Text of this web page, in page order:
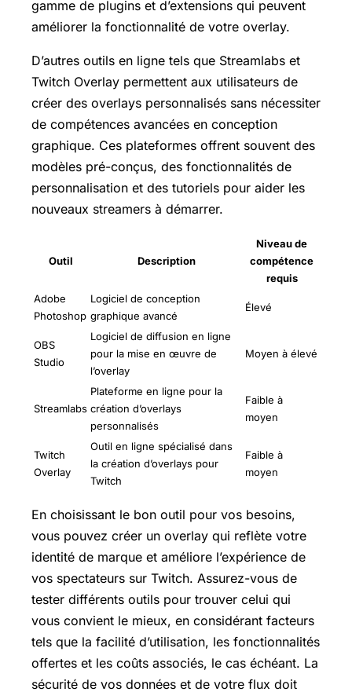
gamme de plugins et d’extensions qui peuvent
améliorer la fonctionnalité de votre overlay.
D’autres outils en ligne tels que Streamlabs et
Twitch Overlay permettent aux utilisateurs de
créer des overlays personnalisés sans nécessiter
de compétences avancées en conception
graphique. Ces plateformes offrent souvent des
modèles pré-conçus, des fonctionnalités de
personnalisation et des tutoriels pour aider les
nouveaux streamers à démarrer.
Outil Description
Niveau de
compétence
requis
Adobe
Photoshop
Logiciel de conception
graphique avancé
Élevé
OBS
Studio
Logiciel de diffusion en ligne
pour la mise en œuvre de
l’overlay
Moyen à élevé
Streamlabs
Plateforme en ligne pour la
création d’overlays
personnalisés
Faible à
moyen
Twitch
Overlay
Outil en ligne spécialisé dans
la création d’overlays pour
Twitch
Faible à
moyen
En choisissant le bon outil pour vos besoins,
vous pouvez créer un overlay qui reflète votre
identité de marque et améliore l’expérience de
vos spectateurs sur Twitch. Assurez-vous de
tester différents outils pour trouver celui qui
vous convient le mieux, en considérant facteurs
tels que la facilité d’utilisation, les fonctionnalités
offertes et les coûts associés, le cas échéant. La
sécurité de vos données et de votre flux doit